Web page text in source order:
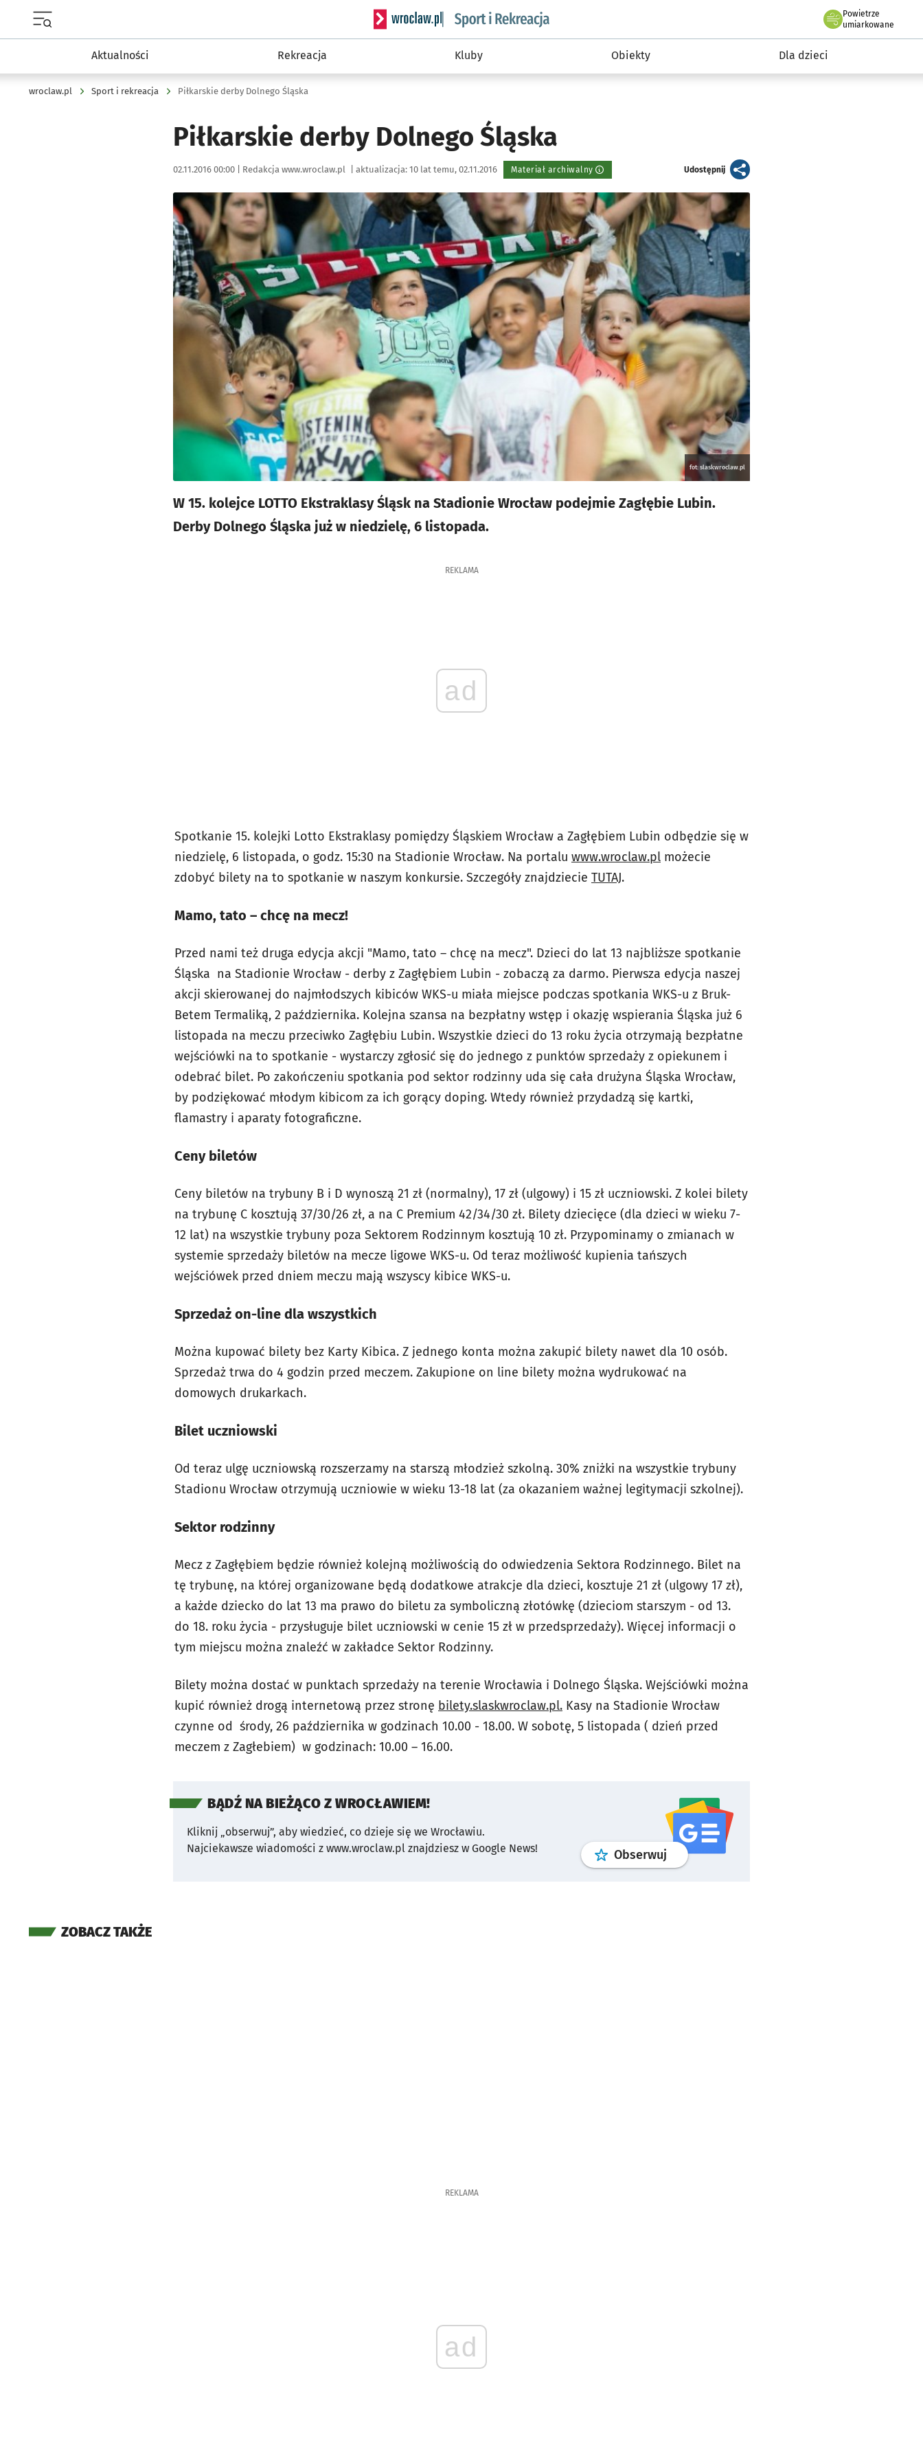
Serwis informacyjny wroclaw.pl podserwis: Sport i rekreacja
Powietrze
we Wrocławiu
umiarkowane
Aktualności Rekreacja Kluby Obiekty Dla dzieci
wroclaw.pl Sport i rekreacja Piłkarskie derby Dolnego Śląska
Piłkarskie derby Dolnego Śląska
Data publikacji:
02.11.2016 00:00 | Autor:
Redakcja www.wroclaw.pl aktualizacja: 10 lat temu, 02.11.2016 Materiał archiwalny Udostępnijartykuł
Kliknij, aby powiększyć
fot: slaskwroclaw.pl
W 15. kolejce LOTTO Ekstraklasy Śląsk na Stadionie Wrocław podejmie Zagłębie Lubin.
Derby Dolnego Śląska już w niedzielę, 6 listopada.
REKLAMA
ad
Spotkanie 15. kolejki Lotto Ekstraklasy pomiędzy Śląskiem Wrocław a Zagłębiem Lubin odbędzie się w
niedzielę, 6 listopada, o godz. 15:30 na Stadionie Wrocław. Na portalu www.wroclaw.pl możecie
zdobyć bilety na to spotkanie w naszym konkursie. Szczegóły znajdziecie TUTAJ.
Mamo, tato – chcę na mecz!
Przed nami też druga edycja akcji "Mamo, tato – chcę na mecz". Dzieci do lat 13 najbliższe spotkanie
Śląska na Stadionie Wrocław - derby z Zagłębiem Lubin - zobaczą za darmo. Pierwsza edycja naszej
akcji skierowanej do najmłodszych kibiców WKS-u miała miejsce podczas spotkania WKS-u z Bruk-
Betem Termaliką, 2 października. Kolejna szansa na bezpłatny wstęp i okazję wspierania Śląska już 6
listopada na meczu przeciwko Zagłębiu Lubin. Wszystkie dzieci do 13 roku życia otrzymają bezpłatne
wejściówki na to spotkanie - wystarczy zgłosić się do jednego z punktów sprzedaży z opiekunem i
odebrać bilet. Po zakończeniu spotkania pod sektor rodzinny uda się cała drużyna Śląska Wrocław,
by podziękować młodym kibicom za ich gorący doping. Wtedy również przydadzą się kartki,
flamastry i aparaty fotograficzne.
Ceny biletów
Ceny biletów na trybuny B i D wynoszą 21 zł (normalny), 17 zł (ulgowy) i 15 zł uczniowski. Z kolei bilety
na trybunę C kosztują 37/30/26 zł, a na C Premium 42/34/30 zł. Bilety dziecięce (dla dzieci w wieku 7-
12 lat) na wszystkie trybuny poza Sektorem Rodzinnym kosztują 10 zł. Przypominamy o zmianach w
systemie sprzedaży biletów na mecze ligowe WKS-u. Od teraz możliwość kupienia tańszych
wejściówek przed dniem meczu mają wszyscy kibice WKS-u.
Sprzedaż on-line dla wszystkich
Można kupować bilety bez Karty Kibica. Z jednego konta można zakupić bilety nawet dla 10 osób.
Sprzedaż trwa do 4 godzin przed meczem. Zakupione on line bilety można wydrukować na
domowych drukarkach.
Bilet uczniowski
Od teraz ulgę uczniowską rozszerzamy na starszą młodzież szkolną. 30% zniżki na wszystkie trybuny
Stadionu Wrocław otrzymują uczniowie w wieku 13-18 lat (za okazaniem ważnej legitymacji szkolnej).
Sektor rodzinny
Mecz z Zagłębiem będzie również kolejną możliwością do odwiedzenia Sektora Rodzinnego. Bilet na
tę trybunę, na której organizowane będą dodatkowe atrakcje dla dzieci, kosztuje 21 zł (ulgowy 17 zł),
a każde dziecko do lat 13 ma prawo do biletu za symboliczną złotówkę (dzieciom starszym - od 13.
do 18. roku życia - przysługuje bilet uczniowski w cenie 15 zł w przedsprzedaży). Więcej informacji o
tym miejscu można znaleźć w zakładce Sektor Rodzinny.
Bilety można dostać w punktach sprzedaży na terenie Wrocławia i Dolnego Śląska. Wejściówki można
kupić również drogą internetową przez stronę bilety.slaskwroclaw.pl. Kasy na Stadionie Wrocław
czynne od środy, 26 października w godzinach 10.00 - 18.00. W sobotę, 5 listopada ( dzień przed
meczem z Zagłebiem) w godzinach: 10.00 – 16.00.
BĄDŹ NA BIEŻĄCO Z WROCŁAWIEM!
Kliknij „obserwuj”, aby wiedzieć, co dzieje się we Wrocławiu.
Najciekawsze wiadomości z www.wroclaw.pl znajdziesz w Google News!
Obserwuj profilgoogle news
ZOBACZ TAKŻE
REKLAMA
ad